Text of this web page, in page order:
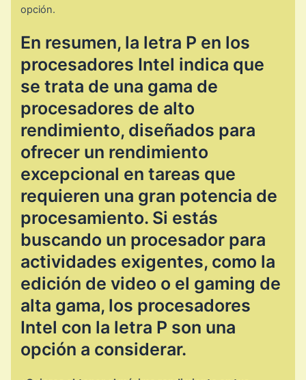
opción.
En resumen, la letra P en los
procesadores Intel indica que
se trata de una gama de
procesadores de alto
rendimiento, diseñados para
ofrecer un rendimiento
excepcional en tareas que
requieren una gran potencia de
procesamiento. Si estás
buscando un procesador para
actividades exigentes, como la
edición de video o el gaming de
alta gama, los procesadores
Intel con la letra P son una
opción a considerar.